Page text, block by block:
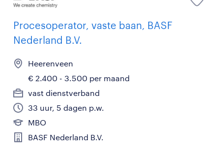
Procesoperator, vaste baan, BASF
Nederland B.V.
Heerenveen
€ 2.400 - 3.500 per maand
vast dienstverband
33 uur, 5 dagen p.w.
MBO
BASF Nederland B.V.